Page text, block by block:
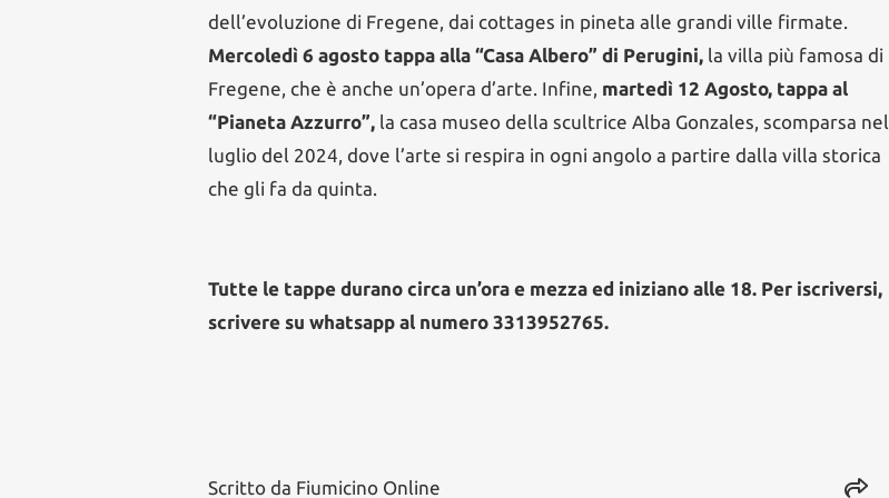
dell’evoluzione di Fregene, dai cottages in pineta alle grandi ville firmate.
Mercoledì 6 agosto tappa alla “Casa Albero” di Perugini, la villa più famosa di
Fregene, che è anche un’opera d’arte. Infine, martedì 12 Agosto, tappa al
“Pianeta Azzurro”, la casa museo della scultrice Alba Gonzales, scomparsa nel
luglio del 2024, dove l’arte si respira in ogni angolo a partire dalla villa storica
che gli fa da quinta.
Tutte le tappe durano circa un’ora e mezza ed iniziano alle 18. Per iscriversi,
scrivere su whatsapp al numero 3313952765.
Scritto da Fiumicino Online